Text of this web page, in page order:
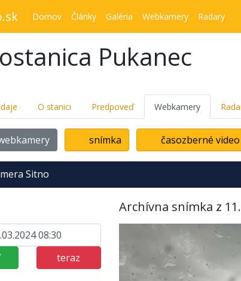
Domov Články Galéria Webkamery Radary
Pukanec
O stanici Predpoveď Webkamery
snímka časozberné video
Sitno
teraz
Archívna snímka z